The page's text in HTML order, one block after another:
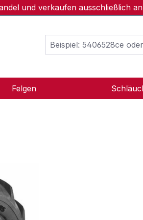
und verkaufen ausschließlich
Felgen